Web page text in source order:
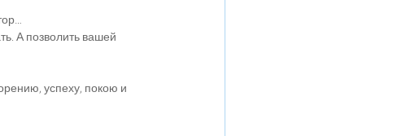
А позволить вашей
успеху, покою и